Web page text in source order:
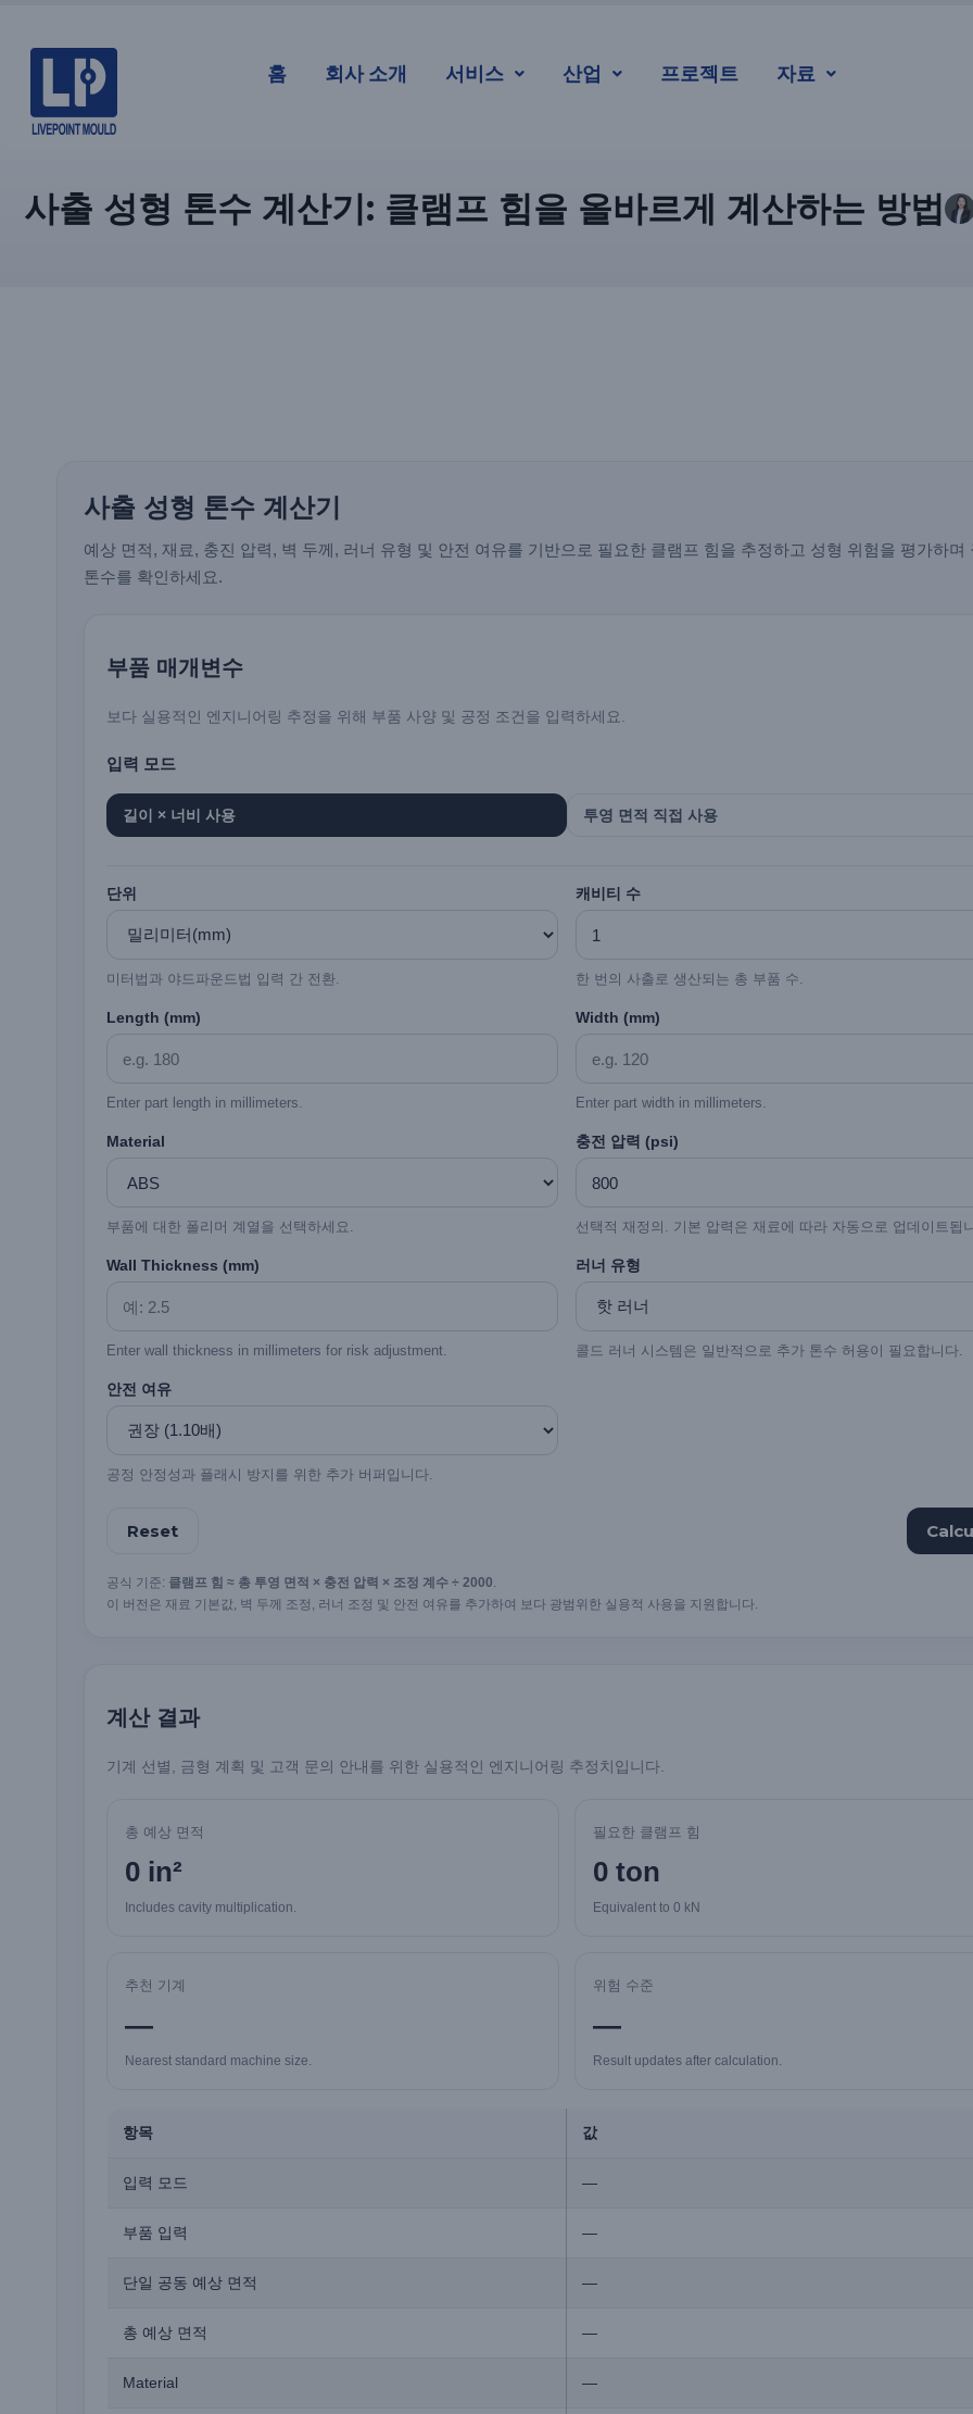
홈 회사 소개 서비스 산업 프로젝트 자료
사출 성형 톤수 계산기: 클램프 힘을 올바르게 계산하는 방법
사출 성형 톤수 계산기
예상 면적, 재료, 충진 압력, 벽 두께, 러너 유형 및 안전 여유를 기반으로 필요한 클램프 힘을 추정하고 성형 위험을 평가하며
톤수를 확인하세요.
부품 매개변수
보다 실용적인 엔지니어링 추정을 위해 부품 사양 및 공정 조건을 입력하세요.
입력 모드
길이 × 너비 사용 투영 면적 직접 사용
단위
미터법과 야드파운드법 입력 간 전환.
캐비티 수
한 번의 사출로 생산되는 총 부품 수.
Length (mm)
Enter part length in millimeters.
Width (mm)
Enter part width in millimeters.
Material
부품에 대한 폴리머 계열을 선택하세요.
충전 압력 (psi)
선택적 재정의. 기본 압력은 재료에 따라 자동으로 업데이트됩
Wall Thickness (mm)
Enter wall thickness in millimeters for risk adjustment.
러너 유형
콜드 러너 시스템은 일반적으로 추가 톤수 허용이 필요합니다.
안전 여유
공정 안정성과 플래시 방지를 위한 추가 버퍼입니다.
Reset
공식 기준: 클램프 힘 ≈ 총 투영 면적 × 충전 압력 × 조정 계수 ÷ 2000.
이 버전은 재료 기본값, 벽 두께 조정, 러너 조정 및 안전 여유를 추가하여 보다 광범위한 실용적 사용을 지원합니다.
계산 결과
기계 선별, 금형 계획 및 고객 문의 안내를 위한 실용적인 엔지니어링 추정치입니다.
총 예상 면적
0 in²
Includes cavity multiplication.
필요한 클램프 힘
0 ton
Equivalent to 0 kN
추천 기계
—
Nearest standard machine size.
위험 수준
—
Result updates after calculation.
항목 값
입력 모드 —
부품 입력 —
단일 공동 예상 면적 —
총 예상 면적 —
Material —